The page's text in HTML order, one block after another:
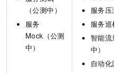
（公测中）
服务
Mock（公测
中）
服务压测
服务巡检
智能流量
中）
自动化